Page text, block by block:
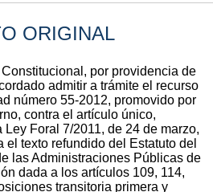
ORIGINAL
por providencia de
admitir a trámite el recurso
número 55-2012, promovido por
contra el artículo único,
Ley Foral 7/2011, de 24 de marzo,
el texto refundido del Estatuto del
las Administraciones Públicas de
dada a los artículos 109, 114,
transitoria primera y